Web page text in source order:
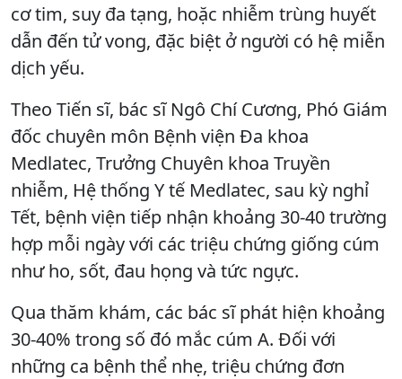
cơ tim, suy đa tạng, hoặc nhiễm trùng huyết
dẫn đến tử vong, đặc biệt ở người có hệ miễn
dịch yếu.
Theo Tiến sĩ, bác sĩ Ngô Chí Cương, Phó Giám
đốc chuyên môn Bệnh viện Đa khoa
Medlatec, Trưởng Chuyên khoa Truyền
nhiễm, Hệ thống Y tế Medlatec, sau kỳ nghỉ
Tết, bệnh viện tiếp nhận khoảng 30-40 trường
hợp mỗi ngày với các triệu chứng giống cúm
như ho, sốt, đau họng và tức ngực.
Qua thăm khám, các bác sĩ phát hiện khoảng
30-40% trong số đó mắc cúm A. Đối với
những ca bệnh thể nhẹ, triệu chứng đơn